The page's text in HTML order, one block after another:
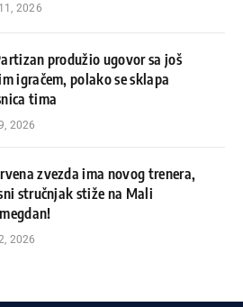
2026
produžio ugovor sa još
igračem, polako se sklapa
tima
2026
zvezda ima novog trenera,
stručnjak stiže na Mali
2026